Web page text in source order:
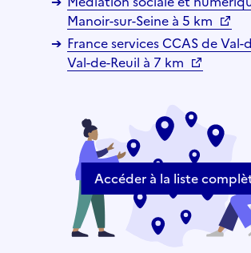
Manoir-sur-Seine à 5 km
France services CCAS de Val-
Val-de-Reuil à 7 km
Accéder à la liste